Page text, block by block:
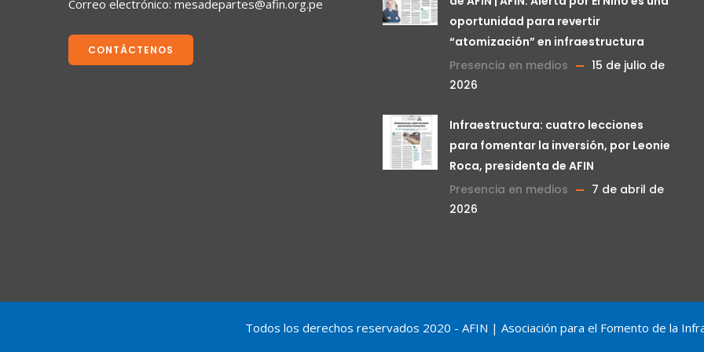
Correo electrónico: mesadepartes@afin.org.pe
CONTÁCTENOS
oportunidad para revertir
“atomización” en infraestructura
Presencia en medios
15 de julio de
2026
Infraestructura: cuatro lecciones
para fomentar la inversión, por Leonie
Roca, presidenta de AFIN
Presencia en medios
7 de abril de
2026
Todos los derechos reservados 2020 - AFIN | Asociación para el Fomento de la